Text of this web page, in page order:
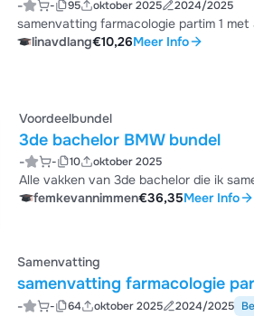
- - 95 oktober 2025 2024/2025
samenvatting farmacologie partim 1 met
linavdlang€10,26Meer Info
Voordeelbundel
3de bachelor BMW bundel
- - 10 oktober 2025
Alle vakken van 3de bachelor die ik
femkevannimmen€36,35Meer Info
Samenvatting
samenvatting farmacologie
- - 64 oktober 2025 2024/2025